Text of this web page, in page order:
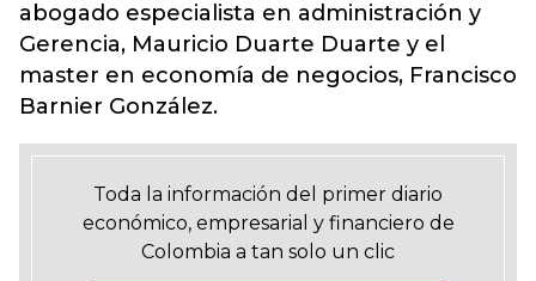
abogado especialista en administración y
Gerencia, Mauricio Duarte Duarte y el
master en economía de negocios, Francisco
Barnier González.
Toda la información del primer diario
económico, empresarial y financiero de
Colombia a tan solo un clic